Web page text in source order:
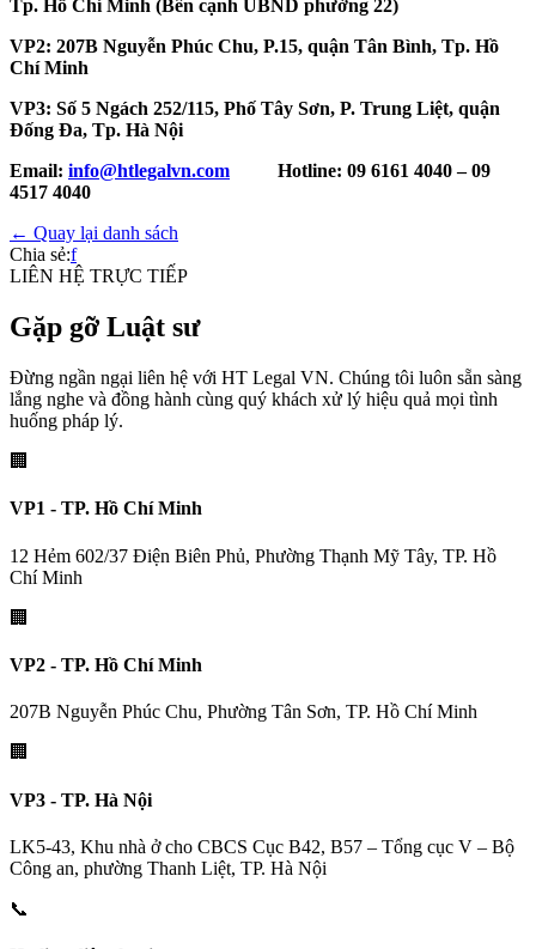
Tp. Hồ Chí Minh (Bên cạnh UBND phường 22)
VP2: 207B Nguyễn Phúc Chu, P.15, quận Tân Bình, Tp. Hồ
Chí Minh
VP3: Số 5 Ngách 252/115, Phố Tây Sơn, P. Trung Liệt, quận
Đống Đa, Tp. Hà Nội
Email: info@htlegalvn.com Hotline: 09 6161 4040 – 09
4517 4040
← Quay lại danh sách
Chia sẻ:f
LIÊN HỆ TRỰC TIẾP
Gặp gỡ Luật sư
Đừng ngần ngại liên hệ với HT Legal VN. Chúng tôi luôn sẵn sàng
lắng nghe và đồng hành cùng quý khách xử lý hiệu quả mọi tình
huống pháp lý.
🏢
VP1 - TP. Hồ Chí Minh
12 Hẻm 602/37 Điện Biên Phủ, Phường Thạnh Mỹ Tây, TP. Hồ
Chí Minh
🏢
VP2 - TP. Hồ Chí Minh
207B Nguyễn Phúc Chu, Phường Tân Sơn, TP. Hồ Chí Minh
🏢
VP3 - TP. Hà Nội
LK5-43, Khu nhà ở cho CBCS Cục B42, B57 – Tổng cục V – Bộ
Công an, phường Thanh Liệt, TP. Hà Nội
📞